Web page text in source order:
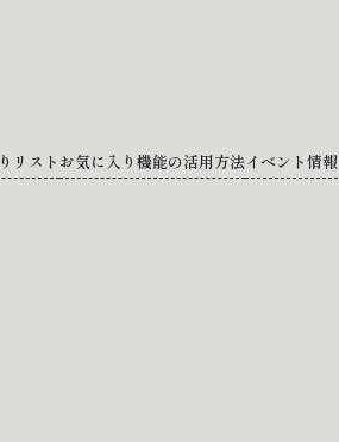
リスト お気に入り機能の活用方法イベント情報